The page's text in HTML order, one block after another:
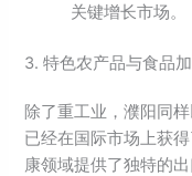
关键增长市场。
3. 特色农产品与食品
除了重工业，濮阳同
已经在国际市场上获
康领域提供了独特的出